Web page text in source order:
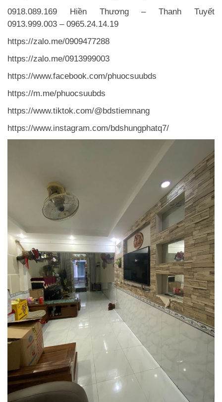
0918.089.169 Hiền Thương – Thanh Tuyết
0913.999.003 – 0965.24.14.19
https://zalo.me/0909477288
https://zalo.me/0913999003
https://www.facebook.com/phuocsuubds
https://m.me/phuocsuubds
https://www.tiktok.com/@bdstiemnang
https://www.instagram.com/bdshungphatq7/